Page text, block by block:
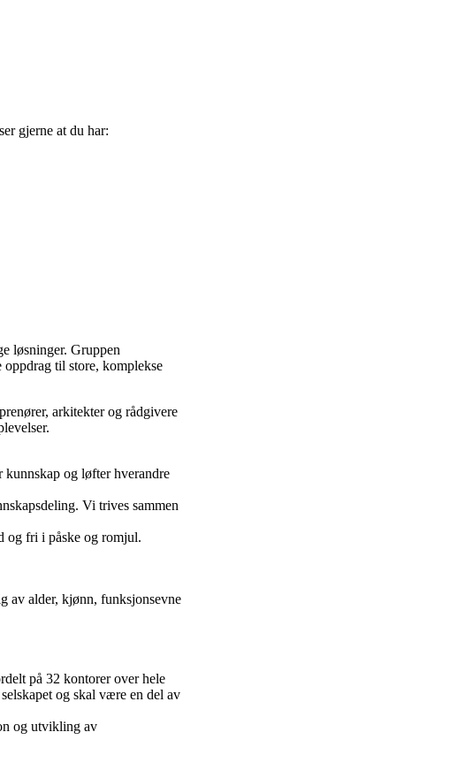
gjerne at du har:
løsninger. Gruppen
til store, komplekse
arkitekter og rådgivere
og løfter hverandre
Vi trives sammen
og fri i påske og romjul.
av alder, kjønn, funksjonsevne
på 32 kontorer over hele
og skal være en del av
og utvikling av